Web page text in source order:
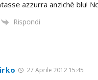
azzurra anzichè blu!
Rispondi
27 Aprile 2012 15:45